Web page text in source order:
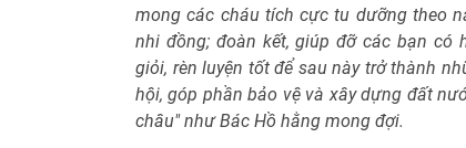
mong các cháu tích cực tu dưỡng theo
nhi đồng; đoàn kết, giúp đỡ các bạn có
giỏi, rèn luyện tốt để sau này trở thành
hội, góp phần bảo vệ và xây dựng đất
châu" như Bác Hồ hằng mong đợi.